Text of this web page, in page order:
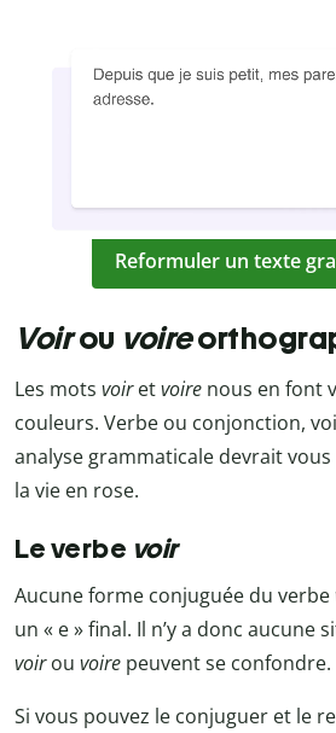
Reformuler un texte
Voirou voire
Les mots voiretvoire nous en font
couleurs. Verbe ou conjonction,
analyse grammaticale devrait
la vie en rose.
Le verbe voir
Aucune forme conjuguée du verbe
un « e » final. Il n’y a donc aucune
voirou voire peuvent se confondre.
Si vous pouvez le conjuguer et le